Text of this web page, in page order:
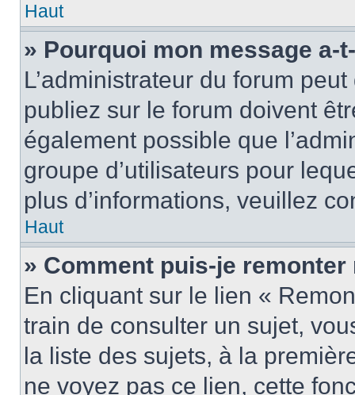
Haut
» Pourquoi mon message a-
L’administrateur du forum
publiez sur le forum doivent
également possible que
groupe d’utilisateurs pour
plus d’informations, veuillez
Haut
» Comment puis-je
En cliquant sur le lien «
train de consulter un sujet,
la liste des sujets, à la
ne voyez pas ce lien, cette